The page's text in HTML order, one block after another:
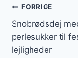
FORRIGE
Snobrødsdej
perlesukker til
lejligheder